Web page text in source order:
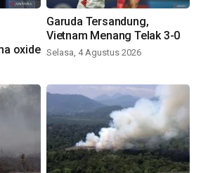
oxide
Garuda Tersandung,
Vietnam Menang Telak 3-0
Selasa, 4 Agustus 2026